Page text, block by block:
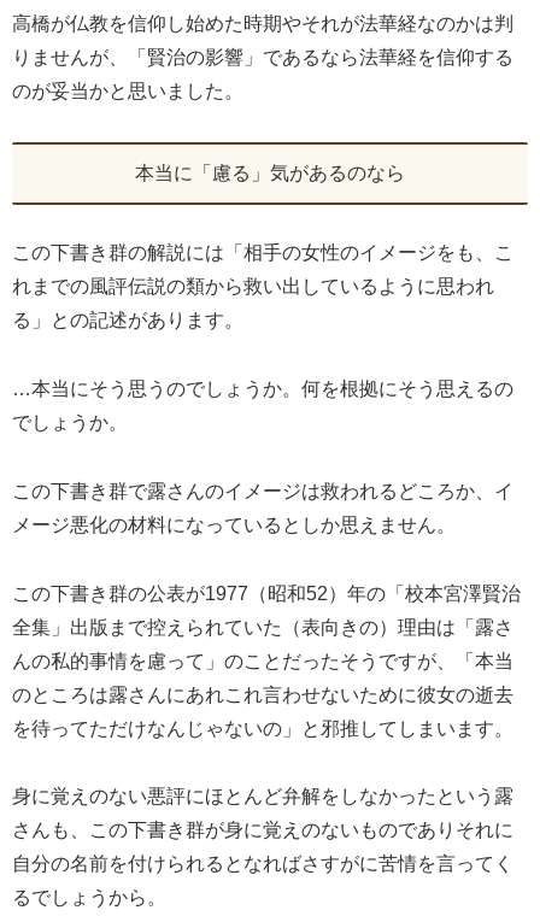
高橋が仏教を信仰し始めた時期やそれが法華経なのかは判
りませんが、「賢治の影響」であるなら法華経を信仰する
のが妥当かと思いました。
本当に「慮る」気があるのなら
この下書き群の解説には「相手の女性のイメージをも、こ
れまでの風評伝説の類から救い出しているように思われ
る」との記述があります。
…本当にそう思うのでしょうか。何を根拠にそう思えるの
でしょうか。
この下書き群で露さんのイメージは救われるどころか、イ
メージ悪化の材料になっているとしか思えません。
この下書き群の公表が1977（昭和52）年の「校本宮澤賢治
全集」出版まで控えられていた（表向きの）理由は「露さ
んの私的事情を慮って」のことだったそうですが、「本当
のところは露さんにあれこれ言わせないために彼女の逝去
を待ってただけなんじゃないの」と邪推してしまいます。
身に覚えのない悪評にほとんど弁解をしなかったという露
さんも、この下書き群が身に覚えのないものでありそれに
自分の名前を付けられるとなればさすがに苦情を言ってく
るでしょうから。